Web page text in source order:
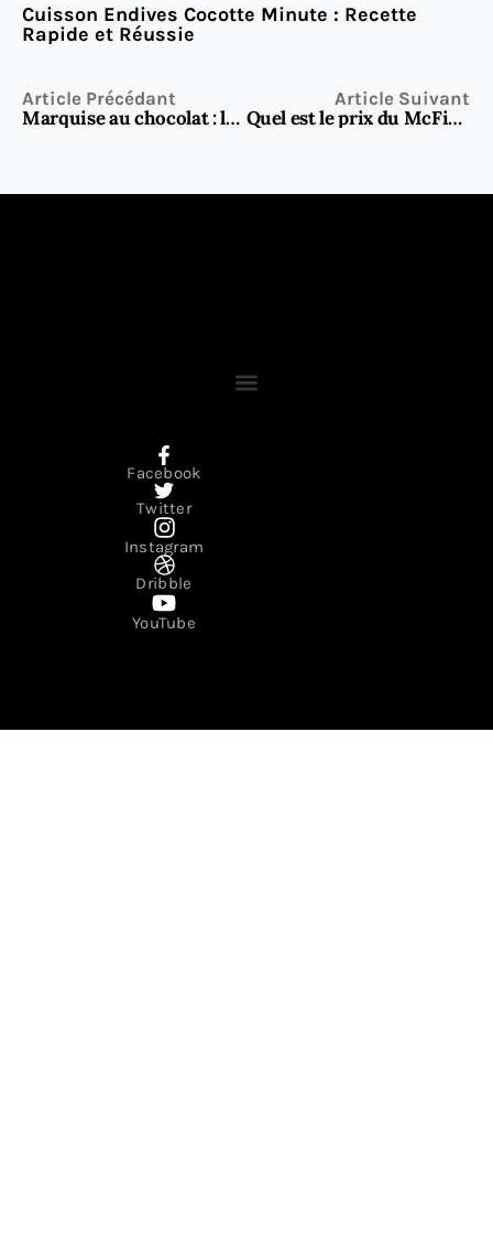
Cuisson Endives Cocotte Minute : Recette
Rapide et Réussie
Article Précédant
Marquise au chocolat : le dessert fondant et irrésistible
Article Suivant
Quel est le prix du McFirst chez McDonald’s en 2025 ?
Facebook
Twitter
Instagram
Dribble
YouTube